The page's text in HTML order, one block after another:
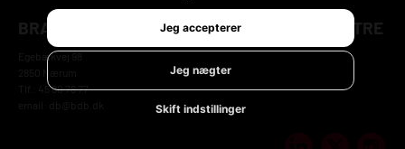
Jeg accepterer
Jeg nægter
Skift indstillinger
BRANCHEFORENINGEN DANSKE BYGGECENTRE
Egebækvej 98
2850 Nærum
Tlf.: 45 80 78 77
email: db@bdb.dk